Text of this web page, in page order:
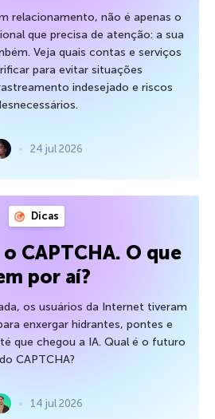
relacionamento, não é apenas o
que precisa de atenção: a sua
Veja quais contas e serviços
para evitar situações
indesejado e riscos
24 jul 2026
Dicas
CAPTCHA. O que
por aí?
os usuários da Internet tiveram
enxergar hidrantes, pontes e
que chegou a IA. Qual é o futuro
do CAPTCHA?
14 jul 2026